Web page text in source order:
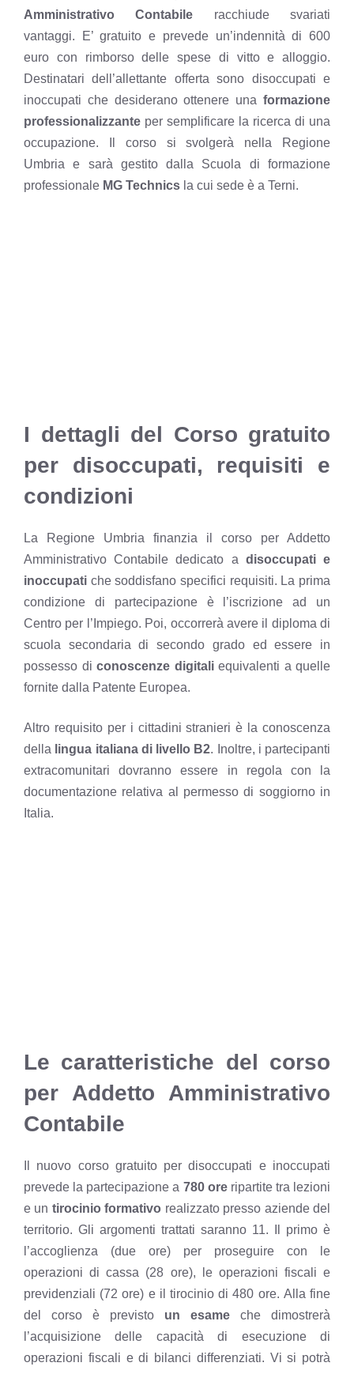
Amministrativo Contabile racchiude svariati
vantaggi. E’ gratuito e prevede un’indennità di 600
euro con rimborso delle spese di vitto e alloggio.
Destinatari dell’allettante offerta sono disoccupati e
inoccupati che desiderano ottenere una formazione
professionalizzante per semplificare la ricerca di una
occupazione. Il corso si svolgerà nella Regione
Umbria e sarà gestito dalla Scuola di formazione
professionale MG Technics la cui sede è a Terni.
I dettagli del Corso gratuito
per disoccupati, requisiti e
condizioni
La Regione Umbria finanzia il corso per Addetto
Amministrativo Contabile dedicato a disoccupati e
inoccupati che soddisfano specifici requisiti. La prima
condizione di partecipazione è l’iscrizione ad un
Centro per l’Impiego. Poi, occorrerà avere il diploma di
scuola secondaria di secondo grado ed essere in
possesso di conoscenze digitaliequivalenti a quelle
fornite dalla Patente Europea.
Altro requisito per i cittadini stranieri è la conoscenza
della lingua italiana di livello B2. Inoltre, i partecipanti
extracomunitari dovranno essere in regola con la
documentazione relativa al permesso di soggiorno in
Italia.
Le caratteristiche del corso
per Addetto Amministrativo
Contabile
Il nuovo corso gratuito per disoccupati e inoccupati
prevede la partecipazione a 780 oreripartite tra lezioni
e un tirocinio formativo realizzato presso aziende del
territorio. Gli argomenti trattati saranno 11. Il primo è
l’accoglienza (due ore) per proseguire con le
operazioni di cassa (28 ore), le operazioni fiscali e
previdenziali (72 ore) e il tirocinio di 480 ore. Alla fine
del corso è previsto un esame che dimostrerà
l’acquisizione delle capacità di esecuzione di
operazioni fiscali e di bilanci differenziati. Vi si potrà